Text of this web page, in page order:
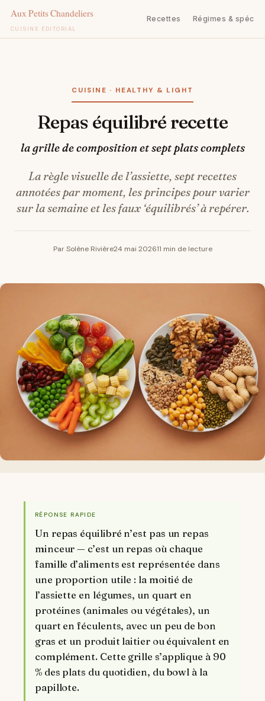
CUISINE ÉDITORIAL
Recettes Régimes &
CUISINE · HEALTHY & LIGHT
Repas équilibré recette
la grille de composition et sept plats complets
La règle visuelle de l’assiette, sept recettes
annotées par moment, les principes pour varier
sur la semaine et les faux ‘équilibrés’ à repérer.
Par Solène Rivière24 mai 202611 min de lecture
RÉPONSE RAPIDE
Un repas équilibré n’est pas un repas
minceur — c’est un repas où chaque
famille d’aliments est représentée dans
une proportion utile : la moitié de
l’assiette en légumes, un quart en
protéines (animales ou végétales), un
quart en féculents, avec un peu de bon
gras et un produit laitier ou équivalent en
complément. Cette grille s’applique à 90
% des plats du quotidien, du bowl à la
papillote.